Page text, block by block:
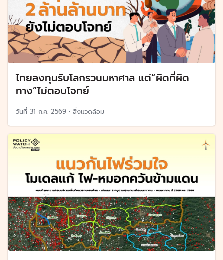
ไทยลงทุนรับโลกรวนมหาศาล แต่“ผิดที่ผิด
ทาง”ไม่ตอบโจทย์
วันที่ 31 ก.ค. 2569 • สิ่งแวดล้อม